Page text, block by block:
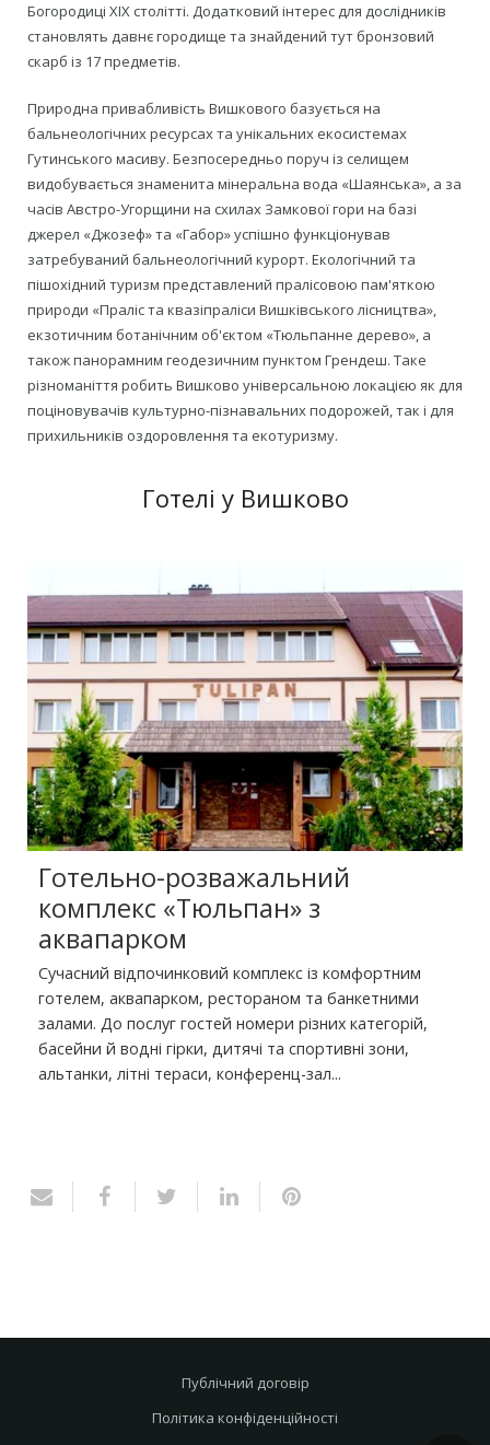
Богородиці XIX столітті. Додатковий інтерес для дослідників
становлять давнє городище та знайдений тут бронзовий
скарб із 17 предметів.
Природна привабливість Вишкового базується на
бальнеологічних ресурсах та унікальних екосистемах
Гутинського масиву. Безпосередньо поруч із селищем
видобувається знаменита мінеральна вода «Шаянська», а за
часів Австро-Угорщини на схилах Замкової гори на базі
джерел «Джозеф» та «Габор» успішно функціонував
затребуваний бальнеологічний курорт. Екологічний та
пішохідний туризм представлений пралісовою пам'яткою
природи «Праліс та квазіпраліси Вишківського лісництва»,
екзотичним ботанічним об'єктом «Тюльпанне дерево», а
також панорамним геодезичним пунктом Грендеш. Таке
різноманіття робить Вишково універсальною локацією як для
поціновувачів культурно-пізнавальних подорожей, так і для
прихильників оздоровлення та екотуризму.
Готелі у Вишково
Готельно-розважальний
комплекс «Тюльпан» з
аквапарком
Сучасний відпочинковий комплекс із комфортним
готелем, аквапарком, рестораном та банкетними
залами. До послуг гостей номери різних категорій,
басейни й водні гірки, дитячі та спортивні зони,
альтанки, літні тераси, конференц-зал...
Публічний договір
Політика конфіденційності